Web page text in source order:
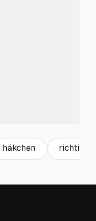
häkchen richtig